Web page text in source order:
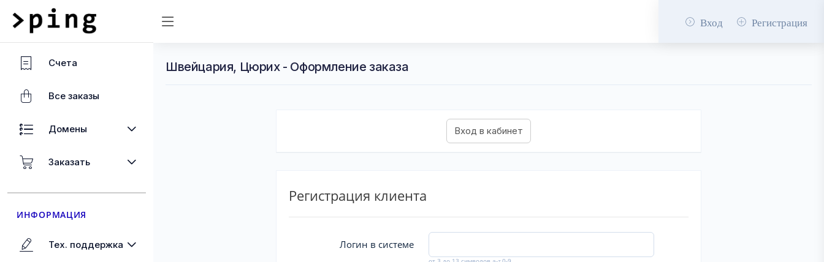
Вход Регистрация
Счета
Все заказы
Домены
Заказать
ИНФОРМАЦИЯ
Тех. поддержка
Швейцария, Цюрих - Оформление заказа
Регистрация клиента
Логин в системе